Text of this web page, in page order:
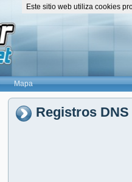
Mapa
Registros
Este sitio web utiliza cookies